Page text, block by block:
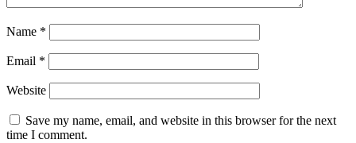
Name *
Email *
Website
Save my name, email, and website in this browser for the next
time I comment.